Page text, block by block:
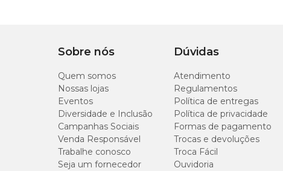
M
G
GG
Sobre nós
Quem somos
Nossas lojas
Eventos
Diversidade e Inclusão
Campanhas Sociais
Venda Responsável
Trabalhe conosco
Seja um fornecedor
Dúvidas
Atendimento
Regulamentos
Política de entregas
Política de privacidade
Formas de pagamento
Trocas e devoluções
Troca Fácil
Ouvidoria